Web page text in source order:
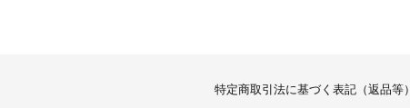
特定商取引法に基づく表記（返品等）